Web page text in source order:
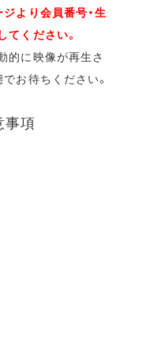
より会員番号・生
ください。
的に映像が再生さ
お待ちください。
事項